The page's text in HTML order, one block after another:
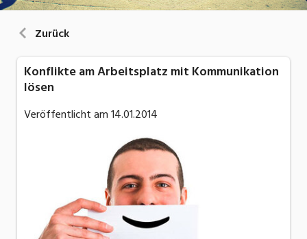
Zurück
Konflikte am Arbeitsplatz mit Kommunikation
lösen
Veröffentlicht am14.01.2014